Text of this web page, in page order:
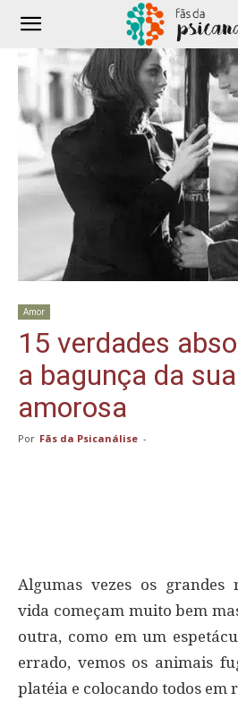
Amor
15 verdades
a bagunça da
amorosa
Por Fãs da Psicanálise -
Algumas vezes os grandes
vida começam muito bem
outra, como em um
errado, vemos os animais
platéia e colocando todos em